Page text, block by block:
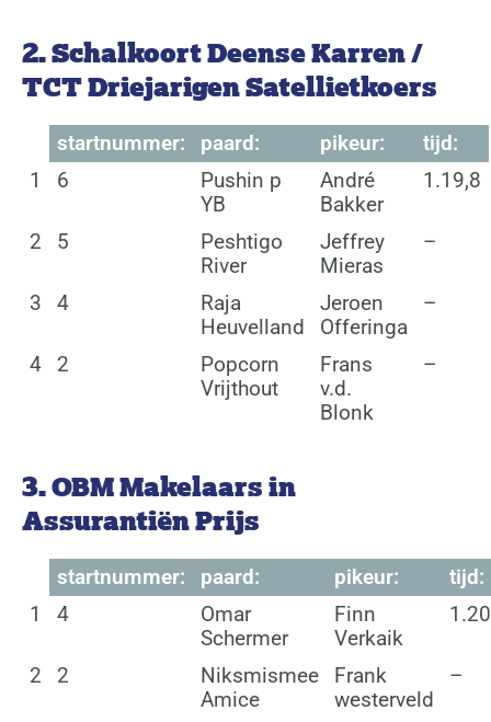
2. Schalkoort Deense Karren /
TCT Driejarigen Satellietkoers
startnummer: paard: pikeur:
tijd:
1
6
Pushin p
YB
André
Bakker
1.19,8
2 5
Peshtigo
River
Jeffrey
Mieras
–
3 4
Raja
Heuvelland
Jeroen
Offeringa
–
4 2
Popcorn
Vrijthout
Frans
v.d.
Blonk
–
3. OBM Makelaars in
Assurantiën Prijs
startnummer: paard: pikeur:
tijd:
1
4
Omar
Schermer
Finn
Verkaik
2 2
Niksmismee
Amice
Frank
westerveld
–